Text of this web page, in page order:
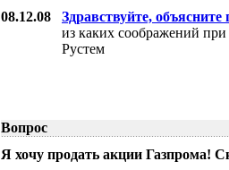
08.12.08
Здравствуйте, объясните
из каких соображений
Рустем
Вопрос
Я хочу продать акции Газпрома!